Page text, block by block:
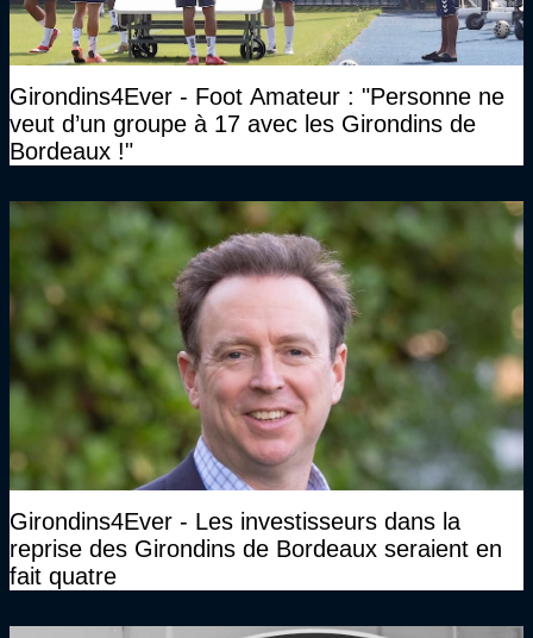
Girondins4Ever - Foot Amateur : "Personne ne
veut d’un groupe à 17 avec les Girondins de
Bordeaux !"
Girondins4Ever - Les investisseurs dans la
reprise des Girondins de Bordeaux seraient en
fait quatre